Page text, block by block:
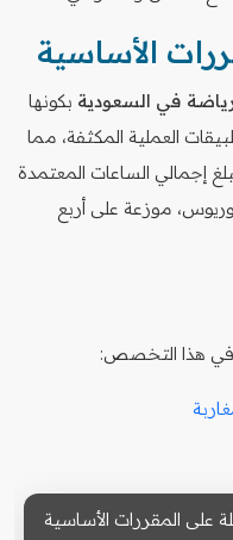
الأساسية
في السعودية بكونها
العملية المكثفة، مما
إجمالي الساعات المعتمدة
البكالوريوس، موزعة على أربع
في هذا التخصص:
على المقررات الأساسية